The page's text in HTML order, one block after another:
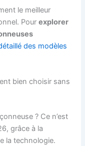
le meilleur
Pourexplorer
des modèles
bien choisir sans
? Ce n’est
grâce à la
la technologie.